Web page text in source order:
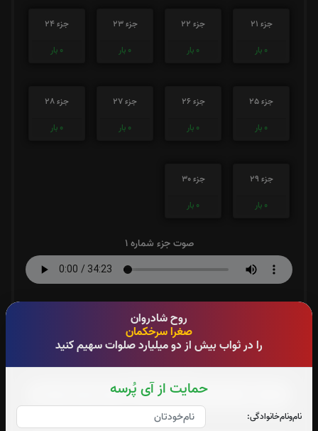
روح شادروان
صغرا سرخکمان
را در ثواب بیش از دو میلیارد صلوات سهیم کنید
حمایت از آی پُرسه
نام‌و‌نام‌خانوادگی:
جزء 21
0 بار
جزء 22
0 بار
جزء 23
0 بار
جزء 24
0 بار
جزء 25
0 بار
جزء 26
0 بار
جزء 27
0 بار
جزء 28
0 بار
جزء 29
0 بار
جزء 30
0 بار
صوت جزء شماره 1
صوت جزء شماره 2
صوت جزء شماره 3